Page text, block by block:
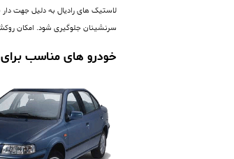
سرنشینان جلوگیری شود. امکان
خودرو های مناسب